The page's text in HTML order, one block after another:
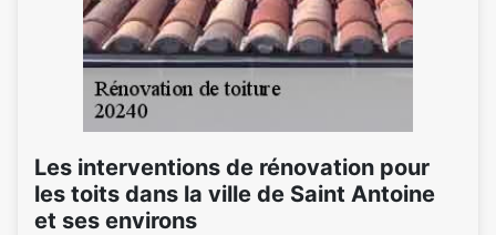
Les interventions de rénovation pour
les toits dans la ville de Saint Antoine
et ses environs